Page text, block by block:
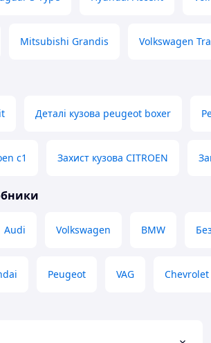
Mitsubishi Grandis Volkswagen
Деталі кузова peugeot boxer
c1 Захист кузова CITROEN
Audi Volkswagen BMW
Peugeot VAG Chevrolet